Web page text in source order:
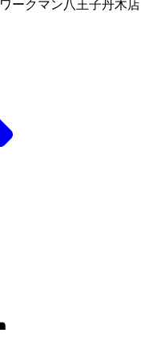
ワークマン八王子丹木店